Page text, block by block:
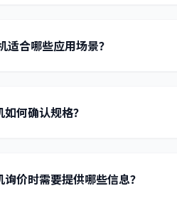
适合哪些应用场景？
何确认规格？
价时需要提供哪些信息？